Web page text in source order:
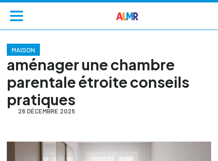
MAISON
aménager une chambre
parentale étroite conseils
pratiques
26 DÉCEMBRE 2025